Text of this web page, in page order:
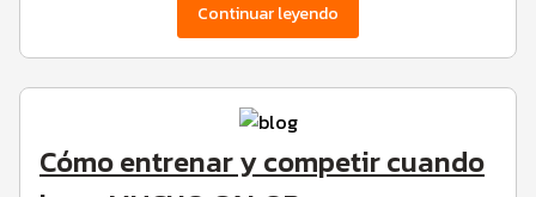
Continuar leyendo
Cómo entrenar y competir cuando